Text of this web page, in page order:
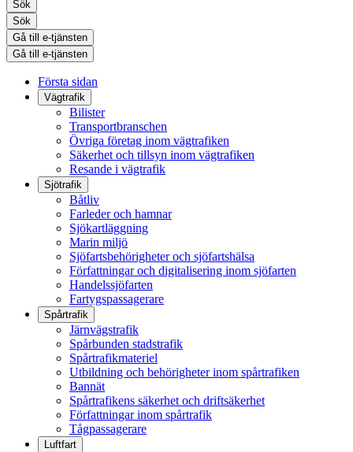
Sök
Sök
Gå till e-tjänsten
Gå till e-tjänsten
Första sidan
Vägtrafik
Bilister
Transportbranschen
Övriga företag inom vägtrafiken
Säkerhet och tillsyn inom vägtrafiken
Resande i vägtrafik
Sjötrafik
Båtliv
Farleder och hamnar
Sjökartläggning
Marin miljö
Sjöfartsbehörigheter och sjöfartshälsa
Författningar och digitalisering inom sjöfarten
Handelssjöfarten
Fartygspassagerare
Spårtrafik
Järnvägstrafik
Spårbunden stadstrafik
Spårtrafikmateriel
Utbildning och behörigheter inom spårtrafiken
Bannät
Spårtrafikens säkerhet och driftsäkerhet
Författningar inom spårtrafik
Tågpassagerare
Luftfart